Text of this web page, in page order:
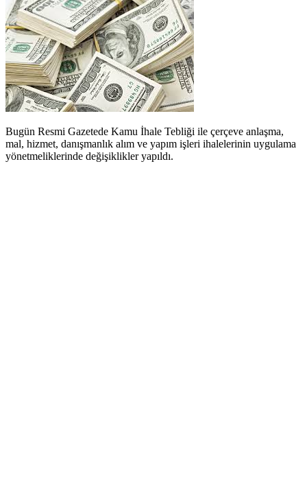
Bugün Resmi Gazetede Kamu İhale Tebliği ile çerçeve anlaşma,
mal, hizmet, danışmanlık alım ve yapım işleri ihalelerinin uygulama
yönetmeliklerinde değişiklikler yapıldı.